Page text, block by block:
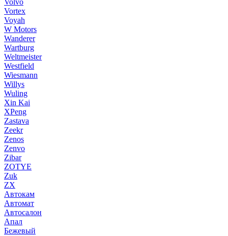
Vortex
Voyah
W Motors
Wanderer
Wartburg
Weltmeister
Westfield
Wiesmann
Willys
Wuling
Xin Kai
XPeng
Zastava
Zeekr
Zenos
Zenvo
Zibar
ZOTYE
Zuk
ZX
Автокам
Автомат
Автосалон
Апал
Бежевый